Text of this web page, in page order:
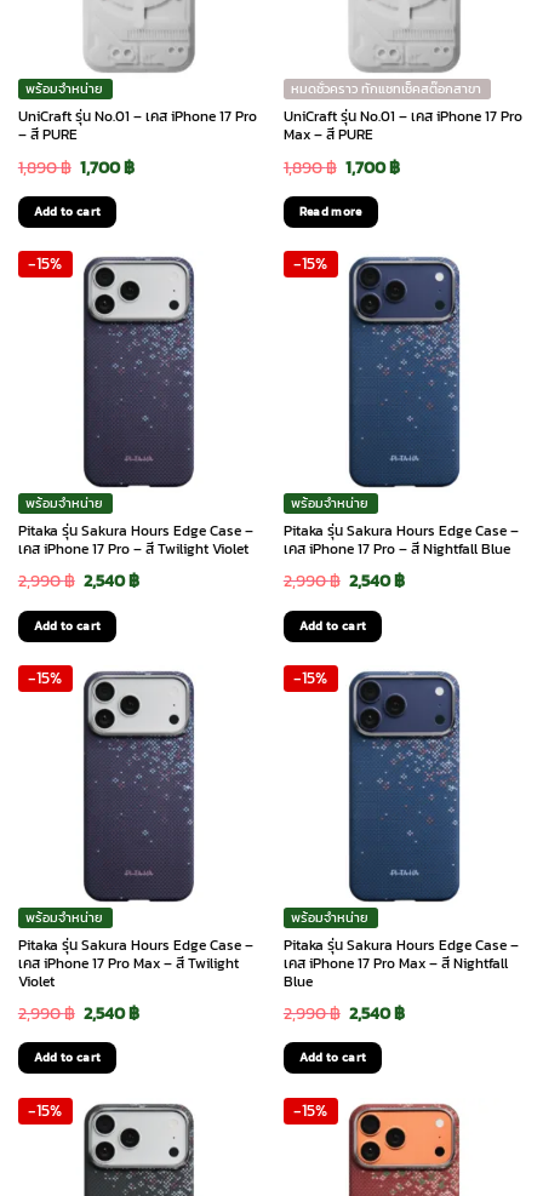
พร้อมจำหน่าย
UniCraft รุ่น No.01 – เคส iPhone 17 Pro
– สี PURE
1,890฿ Original
price
was:
1,890 ฿.
1,700฿Current
1,700 ฿.
Add to cart
หมดชั่วคราว ทักแชทเช็คสต๊อกสาขา
UniCraft รุ่น No.01 – เคส iPhone 17 Pro
Max – สี PURE
1,890฿ Original
price
was:
1,890 ฿.
1,700฿Current
1,700 ฿.
Read more
-15%
พร้อมจำหน่าย
Pitaka รุ่น Sakura Hours Edge Case –
เคส iPhone 17 Pro – สี Twilight Violet
2,990฿ Original
price
was:
2,990 ฿.
2,540฿Current
2,540 ฿.
Add to cart
-15%
พร้อมจำหน่าย
Pitaka รุ่น Sakura Hours Edge Case –
เคส iPhone 17 Pro – สี Nightfall Blue
2,990฿ Original
price
was:
2,990 ฿.
2,540฿Current
2,540 ฿.
Add to cart
-15%
พร้อมจำหน่าย
Pitaka รุ่น Sakura Hours Edge Case –
เคส iPhone 17 Pro Max – สี Twilight
Violet
2,990฿ Original
price
was:
2,990 ฿.
2,540฿Current
2,540 ฿.
Add to cart
-15%
พร้อมจำหน่าย
Pitaka รุ่น Sakura Hours Edge Case –
เคส iPhone 17 Pro Max – สี Nightfall
Blue
2,990฿ Original
price
was:
2,990 ฿.
2,540฿Current
2,540 ฿.
Add to cart
-15% -15%